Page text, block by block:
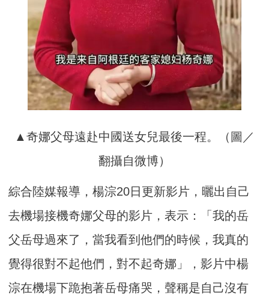
▲奇娜父母遠赴中國送女兒最後一程。（圖／
翻攝自微博）
綜合陸媒報導，楊淙20日更新影片，曬出自己
去機場接機奇娜父母的影片，表示：「我的岳
父岳母過來了，當我看到他們的時候，我真的
覺得很對不起他們，對不起奇娜」，影片中楊
淙在機場下跪抱著岳母痛哭，聲稱是自己沒有